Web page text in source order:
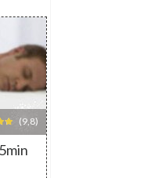
(9,8)